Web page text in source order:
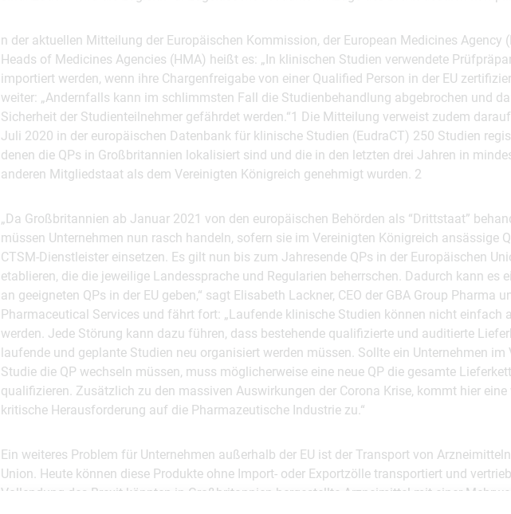
n der aktuellen Mitteilung der Europäischen Kommission, der European Medicines Agency
Heads of Medicines Agencies (HMA) heißt es: „In klinischen Studien verwendete
importiert werden, wenn ihre Chargenfreigabe von einer Qualified Person in der EU
weiter: „Andernfalls kann im schlimmsten Fall die Studienbehandlung abgebrochen und
Sicherheit der Studienteilnehmer gefährdet werden.“1 Die Mitteilung verweist zudem
Juli 2020 in der europäischen Datenbank für klinische Studien (EudraCT) 250 Studien
denen die QPs in Großbritannien lokalisiert sind und die in den letzten drei Jahren in
anderen Mitgliedstaat als dem Vereinigten Königreich genehmigt wurden. 2
„Da Großbritannien ab Januar 2021 von den europäischen Behörden als “Drittstaat”
müssen Unternehmen nun rasch handeln, sofern sie im Vereinigten Königreich ansässige
CTSM-Dienstleister einsetzen. Es gilt nun bis zum Jahresende QPs in der Europäischen
etablieren, die die jeweilige Landessprache und Regularien beherrschen. Dadurch kann es
an geeigneten QPs in der EU geben,“ sagt Elisabeth Lackner, CEO der GBA Group Pharma
Pharmaceutical Services und fährt fort: „Laufende klinische Studien können nicht einfach
werden. Jede Störung kann dazu führen, dass bestehende qualifizierte und auditierte
laufende und geplante Studien neu organisiert werden müssen. Sollte ein Unternehmen im
Studie die QP wechseln müssen, muss möglicherweise eine neue QP die gesamte
qualifizieren. Zusätzlich zu den massiven Auswirkungen der Corona Krise, kommt hier eine
kritische Herausforderung auf die Pharmazeutische Industrie zu.“
Ein weiteres Problem für Unternehmen außerhalb der EU ist der Transport von
Union. Heute können diese Produkte ohne Import- oder Exportzölle transportiert und
Vollendung des Brexit könnten in Großbritannien hergestellte Arzneimittel mit einer